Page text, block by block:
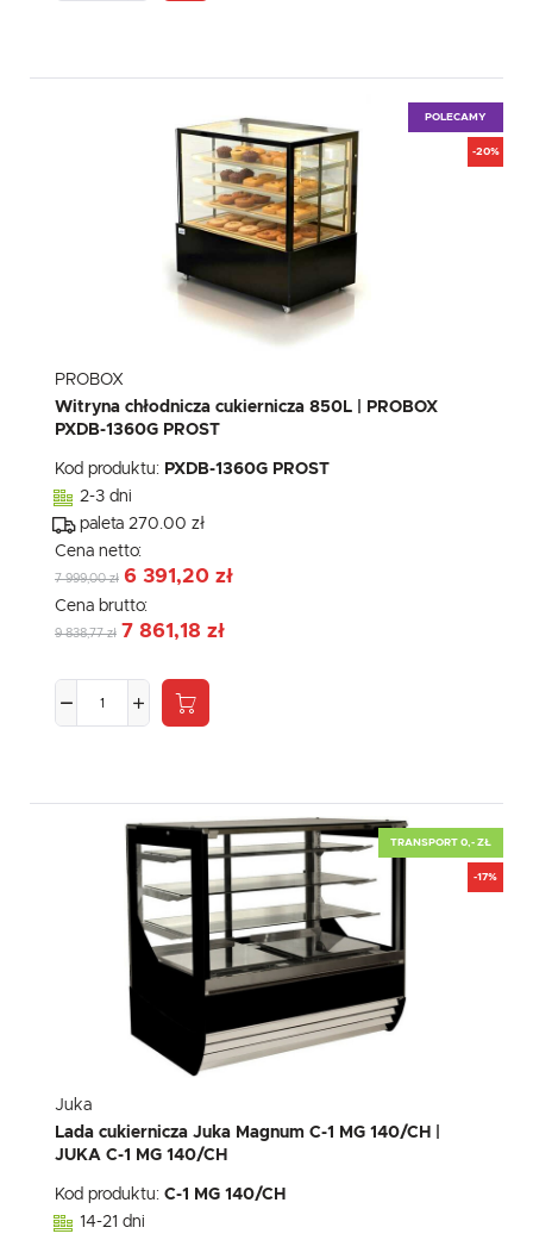
POLECAMY
-20%
PROBOX
Witryna chłodnicza cukiernicza 850L | PROBOX
PXDB-1360G PROST
Kod produktu: PXDB-1360G PROST
2-3 dni
paleta 270.00 zł
Cena netto:
7 999,00 zł 6 391,20 zł
Cena brutto:
9 838,77 zł 7 861,18 zł
TRANSPORT 0,- ZŁ
-17%
Juka
Lada cukiernicza Juka Magnum C-1 MG 140/CH |
JUKA C-1 MG 140/CH
Kod produktu: C-1 MG 140/CH
14-21 dni